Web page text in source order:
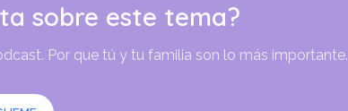
sobre este tema?
Por que tú y tu familia son lo más importante.